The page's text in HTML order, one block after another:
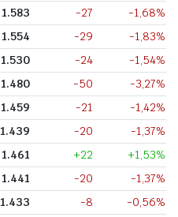
1.583 -27
-1,68%
1.554 -29
-1,83%
1.530 -24
-1,54%
1.480 -50
-3,27%
1.459 -21
-1,42%
1.439 -20
-1,37%
1.461 +22
+1,53%
1.441 -20
-1,37%
1.433 -8
-0,56%